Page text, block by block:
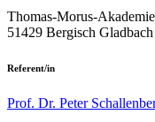
Thomas-Morus-
51429 Bergisch Gladbach
Referent/in
Prof. Dr. Peter